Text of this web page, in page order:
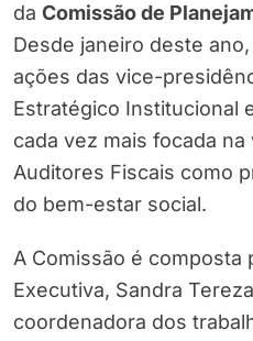
da Comissão de
Desde janeiro deste
ações das vice-
Estratégico Institucional
cada vez mais focada
Auditores Fiscais como
do bem-estar social.
A Comissão é
Executiva, Sandra
coordenadora dos